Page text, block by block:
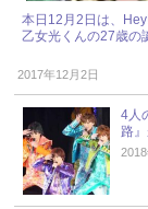
本日12月2日は、
乙女光くんの27歳の
2017年12月2日
4人
路